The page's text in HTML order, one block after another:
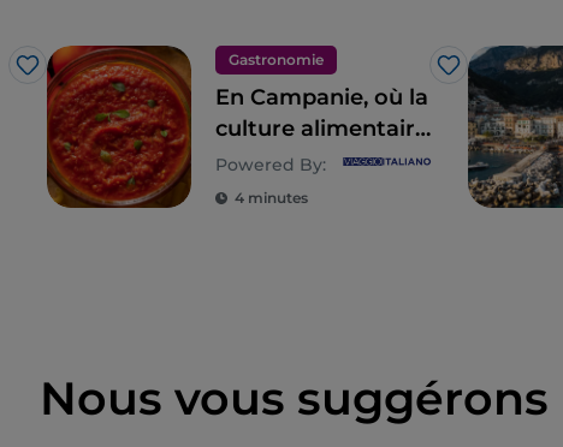
J’aime
Gastronomie
J’aime
En Campanie, où la
culture alimentaire
est un style de vie
Powered By:
4 minutes
Nous vous suggérons